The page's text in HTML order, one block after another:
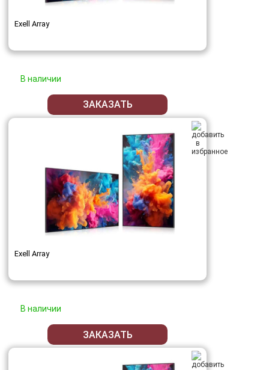
Exell Array
В наличии
ЗАКАЗАТЬ
Exell Array
В наличии
ЗАКАЗАТЬ